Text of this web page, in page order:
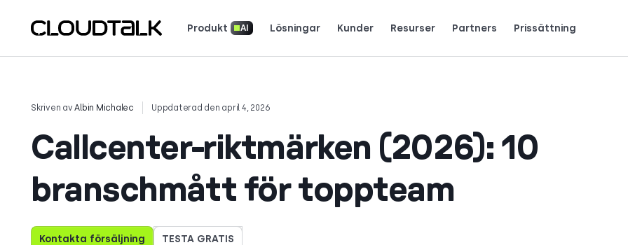
Produkt AI Lösningar Kunder Resurser Partners Prissättning
Skriven avAlbin Michalec Uppdaterad den april 4, 2026
Callcenter-riktmärken (2026): 10
branschmått för toppteam
Kontakta försäljning TESTA GRATIS